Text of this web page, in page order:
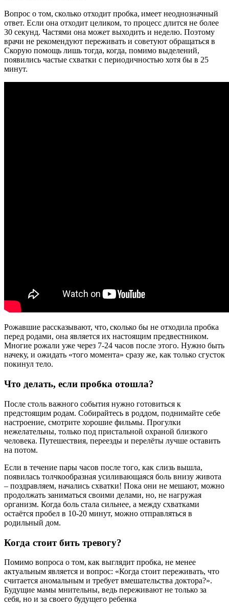
Вопрос о том, сколько отходит пробка, имеет неоднозначный
ответ. Если она отходит целиком, то процесс длится не более
30 секунд. Частями она может выходить и неделю. Поэтому
врачи не рекомендуют переживать и советуют обращаться в
Скорую помощь лишь тогда, когда, помимо выделений,
появились частые схватки с периодичностью хотя бы в 25
минут.
Рожавшие рассказывают, что, сколько бы не отходила пробка
перед родами, она является их настоящим предвестником.
Многие рожали уже через 7-24 часов после этого. Нужно быть
начеку, и ожидать «того момента» сразу же, как только сгусток
покинул тело.
Что делать, если пробка отошла?
После столь важного события нужно готовиться к
предстоящим родам. Собирайтесь в роддом, поднимайте себе
настроение, смотрите хорошие фильмы. Прогулки
нежелательны, только под пристальной охраной близкого
человека. Путешествия, переезды и перелёты лучше оставить
на потом.
Если в течение пары часов после того, как слизь вышла,
появилась толчкообразная усиливающаяся боль внизу живота
– поздравляем, начались схватки! Пока они не мешают, можно
продолжать заниматься своими делами, но, не нагружая
организм. Когда боль стала сильнее, а между схватками
остаётся пробел в 10-20 минут, можно отправляться в
родильный дом.
Когда стоит бить тревогу?
Помимо вопроса о том, как выглядит пробка, не менее
актуальным является и вопрос: «Когда стоит переживать, что
считается аномальным и требует вмешательства доктора?».
Будущие мамы мнительны, ведь переживают не только за
себя, но и за своего будущего ребенка